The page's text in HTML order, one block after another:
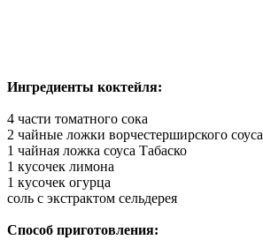
Ингредиенты коктейля:
4 части томатного сока
2 чайные ложки ворчестерширского соуса
1 чайная ложка соуса Табаско
1 кусочек лимона
1 кусочек огурца
соль с экстрактом сельдерея
Способ приготовления: